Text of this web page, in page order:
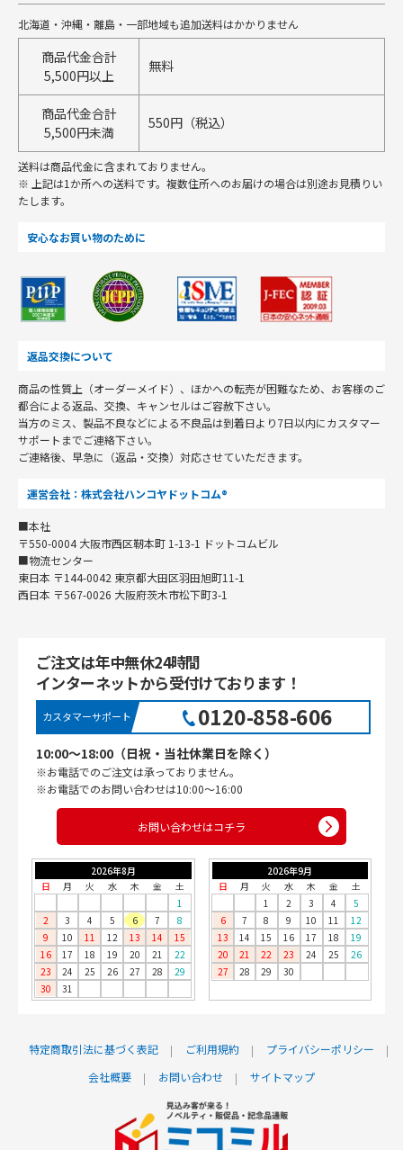
北海道・沖縄・離島・一部地域も追加送料はかかりません
商品代金合計
5,500円以上
無料
商品代金合計
5,500円未満
550円（税込）
送料は商品代金に含まれておりません。
※ 上記は1か所への送料です。複数住所へのお届けの場合は別途お見積りい
たします。
安心なお買い物のために
返品交換について
商品の性質上（オーダーメイド）、ほかへの転売が困難なため、お客様のご
都合による返品、交換、キャンセルはご容赦下さい。
当方のミス、製品不良などによる不良品は到着日より7日以内にカスタマー
サポートまでご連絡下さい。
ご連絡後、早急に（返品・交換）対応させていただきます。
運営会社：株式会社ハンコヤドットコム®
■本社
〒550-0004 大阪市西区靭本町 1-13-1 ドットコムビル
■物流センター
東日本 〒144-0042 東京都大田区羽田旭町11-1
西日本 〒567-0026 大阪府茨木市松下町3-1
ご注文は年中無休24時間
インターネットから受付けております！
カスタマーサポート 0120-858-606
10:00〜18:00（日祝・当社休業日を除く）
※お電話でのご注文は承っておりません。
※お電話でのお問い合わせは10:00〜16:00
お問い合わせはコチラ
2026年8月
日
月 火 水 木 金
土
1
2
3 4 5 6 7
8
9
10 11 12 13 14
15
16
17 18 19 20 21
22
23
24 25 26 27 28
29
30
31
2026年9月
日
月 火 水 木 金
土
1
2 3 4
5
6
7 8 9 10 11
12
13
14 15 16 17 18
19
20
21 22 23 24 25
26
27
28 29 30
特定商取引法に基づく表記 ご利用規約
プライバシーポリシー
会社概要
お問い合わせ サイトマップ